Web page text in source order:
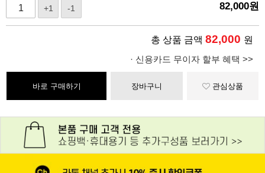
+1 -1 82,000원
총 상품 금액 82,000 원
· 신용카드 무이자 할부 혜택 >>
바로 구매하기 장바구니 관심상품